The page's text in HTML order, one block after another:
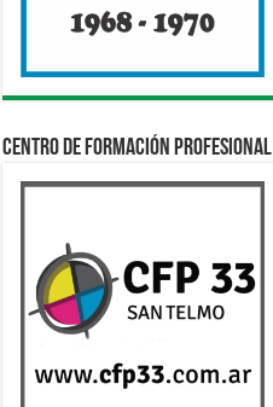
Centro de Formación Profesional